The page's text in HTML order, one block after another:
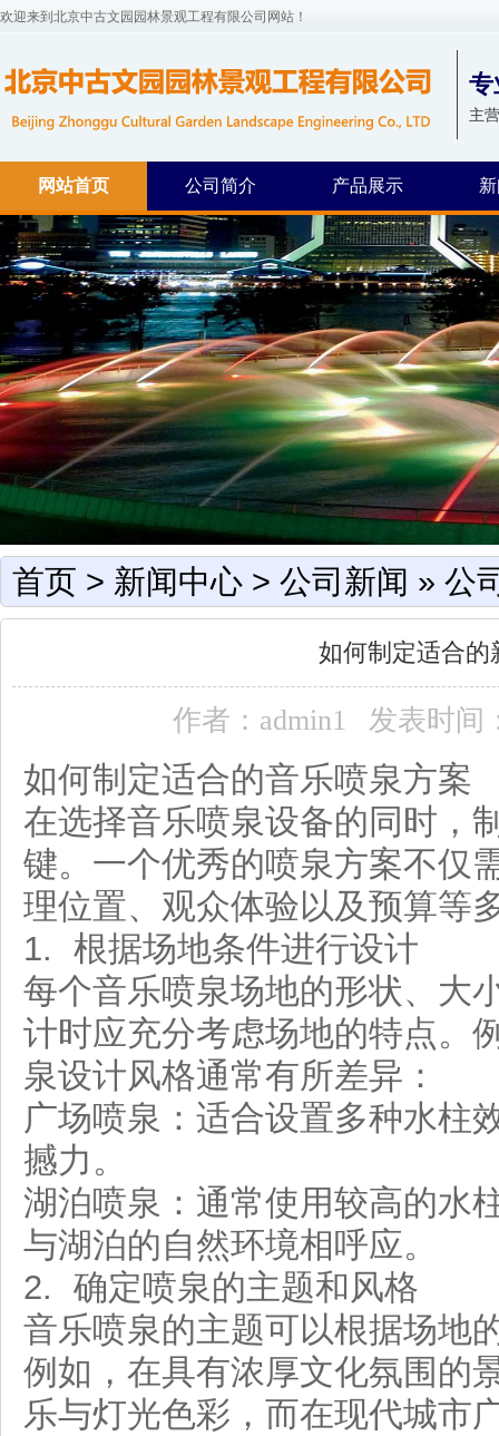
欢迎来到北京中古文园园林景观工程有限公司网站！
专
主
网站首页 公司简介 产品展示
首页 > 新闻中心 > 公司新闻 » 公
如何制定适合的
作者：admin1 发表时间
如何制定适合的音乐喷泉方案
在选择音乐喷泉设备的同时，
键。一个优秀的喷泉方案不仅
理位置、观众体验以及预算等
1. 根据场地条件进行设计
每个音乐喷泉场地的形状、大
计时应充分考虑场地的特点。
泉设计风格通常有所差异：
广场喷泉：适合设置多种水柱
撼力。
湖泊喷泉：通常使用较高的水
与湖泊的自然环境相呼应。
2. 确定喷泉的主题和风格
音乐喷泉的主题可以根据场地
例如，在具有浓厚文化氛围的
乐与灯光色彩，而在现代城市